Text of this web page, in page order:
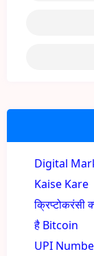
Digital
Kaise Kare
है Bitcoin
UPI